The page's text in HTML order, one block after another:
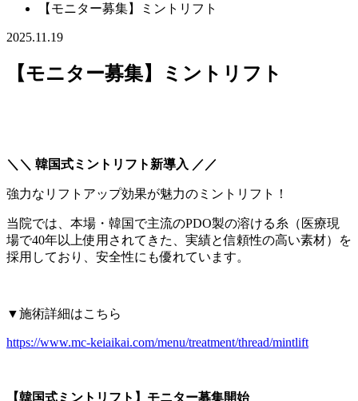
【モニター募集】ミントリフト
2025.11.19
【モニター募集】ミントリフト
＼ ＼ 韓国式ミントリフト新導入 ／／
強力なリフトアップ効果が魅力のミントリフト！
当院では、本場・韓国で主流のPDO製の溶ける糸（医療現
場で40年以上使用されてきた、実績と信頼性の高い素材）を
採用しており、安全性にも優れています。
▼施術詳細はこちら
https://www.mc-keiaikai.com/menu/treatment/thread/mintlift
【韓国式ミントリフト】 モニター募集開始